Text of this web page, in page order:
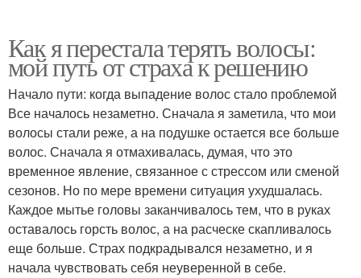
Как я перестала терять волосы:
мой путь от страха к решению
Начало пути: когда выпадение волос стало проблемой
Все началось незаметно. Сначала я заметила, что мои
волосы стали реже, а на подушке остается все больше
волос. Сначала я отмахивалась, думая, что это
временное явление, связанное с стрессом или сменой
сезонов. Но по мере времени ситуация ухудшалась.
Каждое мытье головы заканчивалось тем, что в руках
оставалось горсть волос, а на расческе скапливалось
еще больше. Страх подкрадывался незаметно, и я
начала чувствовать себя неуверенной в себе.